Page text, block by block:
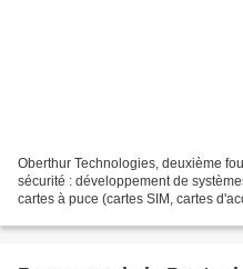
Oberthur Technologies, deuxième
sécurité : développement de
cartes à puce (cartes SIM, cartes